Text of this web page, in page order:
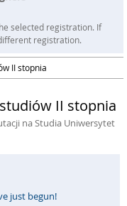
selected registration. If
registration.
II stopnia
II stopnia
na Studia Uniwersytet
just begun!